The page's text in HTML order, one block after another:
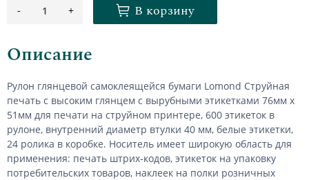
- 1 + В корзину
Описание
Рулон глянцевой самоклеящейся бумаги Lomond Струйная
печать с высоким глянцем с вырубными этикетками 76мм х
51мм для печати на струйном принтере, 600 этикеток в
рулоне, внутренний диаметр втулки 40 мм, белые этикетки,
24 ролика в коробке. Носитель имеет широкую область для
применения: печать штрих-кодов, этикеток на упаковку
потребительских товаров, наклеек на полки розничных